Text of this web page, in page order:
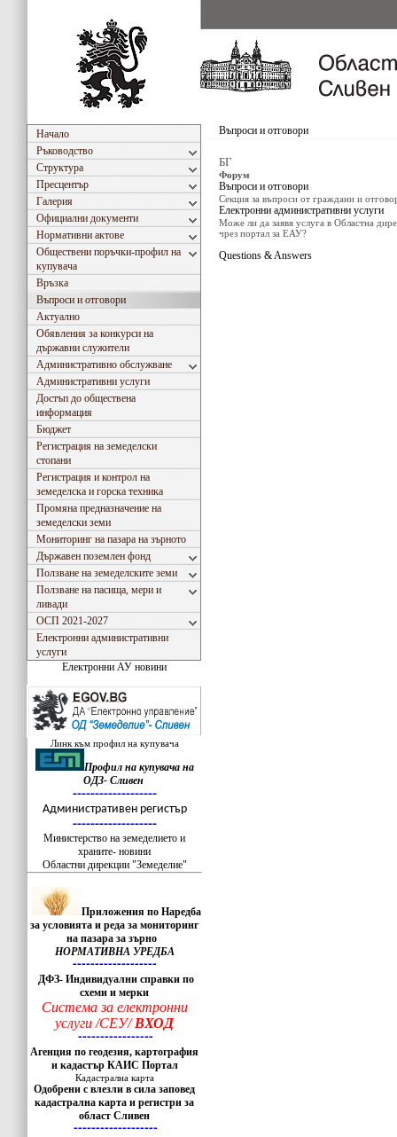
Начало
Ръководство
Структура
Пресцентър
Галерия
Официални документи
Нормативни актове
Обществени поръчки-профил на
купувача
Връзка
Въпроси и отговори
Актуално
Обявления за конкурси на
държавни служители
Административно обслужване
Административни услуги
Достъп до обществена
информация
Бюджет
Регистрация на земеделски
стопани
Регистрация и контрол на
земеделска и горска техника
Промяна предназначение на
земеделски земи
Мониторинг на пазара на зърното
Държавен поземлен фонд
Ползване на земеделските земи
Ползване на пасища, мери и
ливади
ОСП 2021-2027
Електронни административни
услуги
Електронни АУ новини
Линк към профил на купувача
Профил на купувача на
ОДЗ- Сливен
-------------------
Административен регистър
-------------------
Министерство на земеделието и
храните- новини
Областни дирекции "Земеделие"
Приложения по Наредба
за условията и реда за мониторинг
на пазара за зърно
НОРМАТИВНА УРЕДБА
-------------------
ДФЗ- Индивидуални справки по
схеми и мерки
Система за електронни
услуги /СЕУ/ВХОД
-----------------
Агенция по геодезия, картография
и кадастър КАИС Портал
Кадастрална карта
Одобрени с влезли в сила заповед
кадастрална карта и регистри за
област Сливен
-------------------
Въпроси и отговори
БГ
Форум
Въпроси и отговори
Секция за въпроси от граждани и
Електронни административни услуги
Може ли да заявя услуга в Областна
чрез портал за ЕАУ?
Questions & Answers
Съгласно Закона за въвеждане на еврото в РБългария, ОДЗ- Сливен ще превалутира